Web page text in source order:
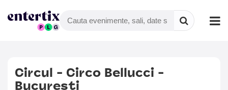
Circul - Circo Bellucci -
Bucuresti